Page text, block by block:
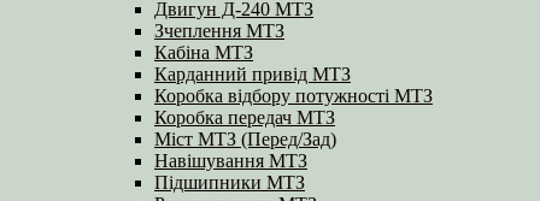
Двигун Д-240 МТЗ
Зчеплення МТЗ
Кабіна МТЗ
Карданний привід МТЗ
Коробка відбору потужності МТЗ
Коробка передач МТЗ
Міст МТЗ (Перед/Зад)
Навішування МТЗ
Підшипники МТЗ